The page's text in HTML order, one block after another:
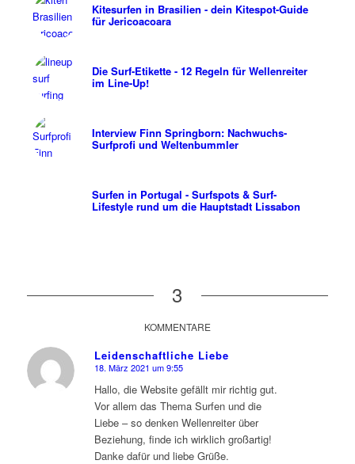
Kitesurfen in Brasilien - dein Kitespot-Guide
für Jericoacoara
Die Surf-Etikette - 12 Regeln für Wellenreiter
im Line-Up!
Interview Finn Springborn: Nachwuchs-
Surfprofi und Weltenbummler
Surfen in Portugal - Surfspots & Surf-
Lifestyle rund um die Hauptstadt Lissabon
3
KOMMENTARE
Leidenschaftliche Liebe
sagte:
18. März 2021 um 9:55
Hallo, die Website gefällt mir richtig gut.
Vor allem das Thema Surfen und die
Liebe – so denken Wellenreiter über
Beziehung, finde ich wirklich großartig!
Danke dafür und liebe Grüße.